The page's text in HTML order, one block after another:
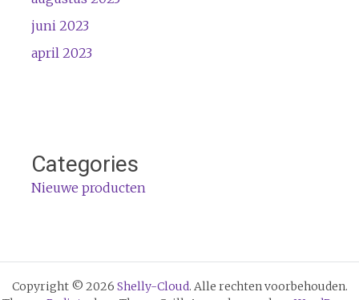
juni 2023
april 2023
Categories
Nieuwe producten
Copyright © 2026 Shelly-Cloud. Alle rechten voorbehouden.